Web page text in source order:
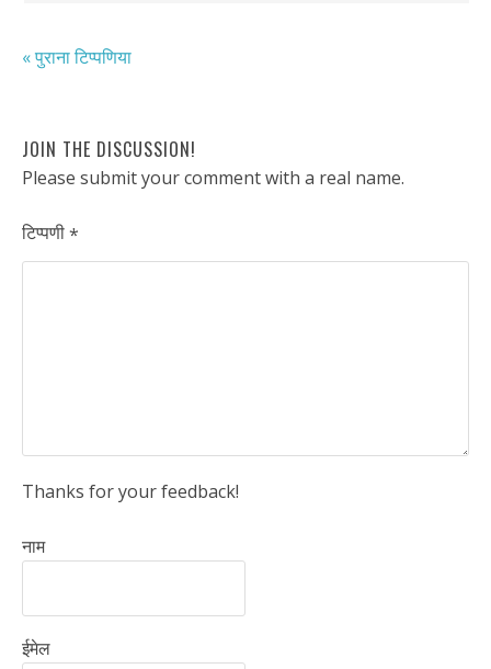
« पुराना टिप्पणिया
JOIN THE DISCUSSION!
Please submit your comment with a real name.
टिप्पणी*
Thanks for your feedback!
नाम
ईमेल